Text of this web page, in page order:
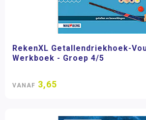
RekenXL Getallendriekhoek-
Werkboek - Groep 4/5
VANAF 3,65